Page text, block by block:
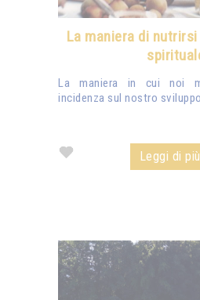
La maniera di
La maniera in cui noi
incidenza sul nostro
Leggi di